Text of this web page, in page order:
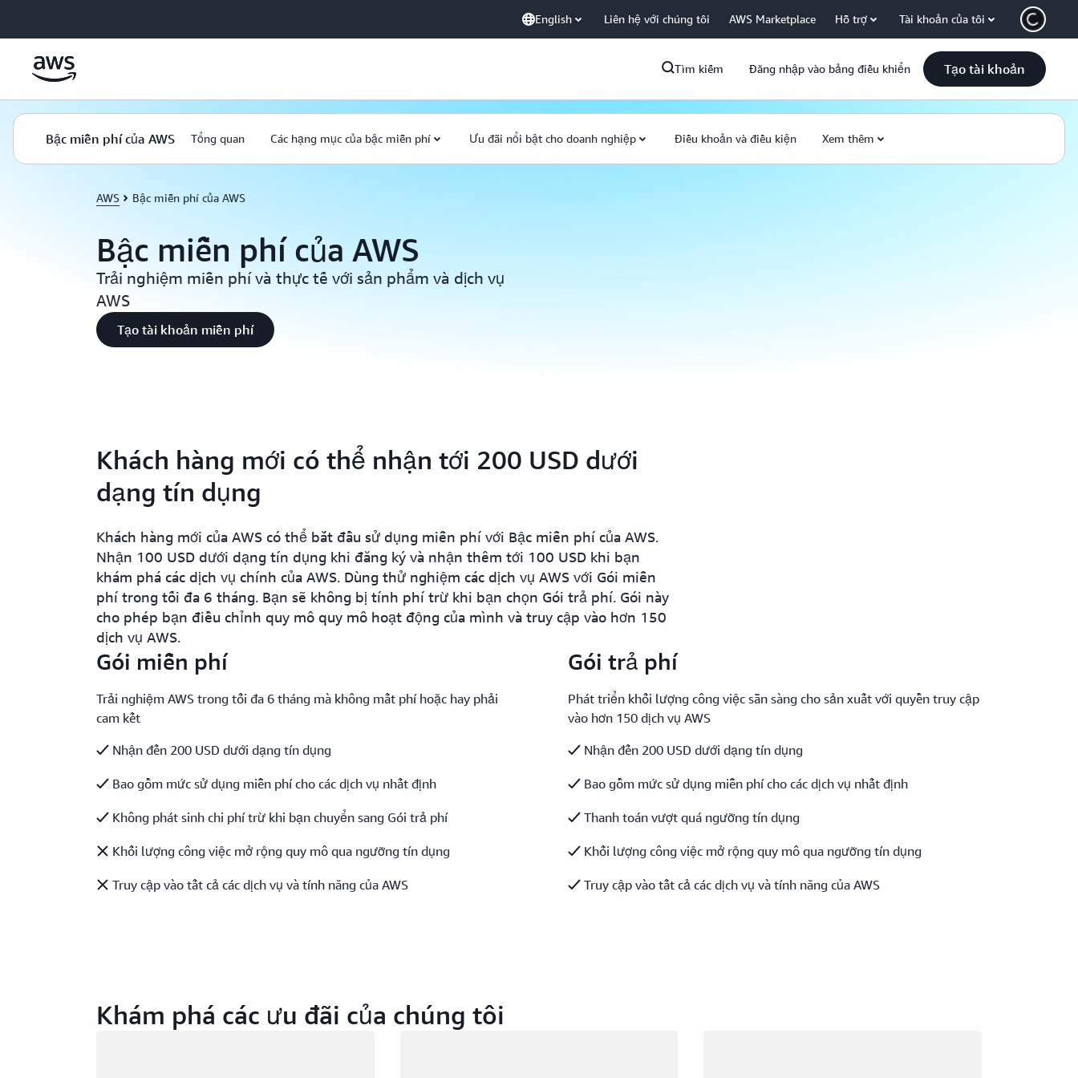
English Liên hệ với chúng tôi AWS Marketplace Hỗ trợ Tài khoản của tôi
Tìm kiếm Đăng nhập vào bảng điều khiển Tạo tài khoản
Bậc miễn phí của AWS Tổng quan Các hạng mục của bậc miễn phí Ưu đãi nổi bật cho doanh nghiệp Điều khoản và điều kiện Xem thêm
AWS Bậc miễn phí của AWS
Bậc miễn phí của AWS
Trải nghiệm miễn phí và thực tế với sản phẩm và dịch vụ
AWS
Tạo tài khoản miễn phí
Khách hàng mới có thể nhận tới 200 USD dưới
dạng tín dụng
Khách hàng mới của AWS có thể bắt đầu sử dụng miễn phí với Bậc miễn phí của AWS.
Nhận 100 USD dưới dạng tín dụng khi đăng ký và nhận thêm tới 100 USD khi bạn
khám phá các dịch vụ chính của AWS. Dùng thử nghiệm các dịch vụ AWS với Gói miễn
phí trong tối đa 6 tháng. Bạn sẽ không bị tính phí trừ khi bạn chọn Gói trả phí. Gói này
cho phép bạn điều chỉnh quy mô quy mô hoạt động của mình và truy cập vào hơn 150
dịch vụ AWS.
Gói miễn phí
Trải nghiệm AWS trong tối đa 6 tháng mà không mất phí hoặc hay phải
cam kết
Nhận đến 200 USD dưới dạng tín dụng
Bao gồm mức sử dụng miễn phí cho các dịch vụ nhất định
Không phát sinh chi phí trừ khi bạn chuyển sang Gói trả phí
Khối lượng công việc mở rộng quy mô qua ngưỡng tín dụng
Truy cập vào tất cả các dịch vụ và tính năng của AWS
Gói trả phí
Phát triển khối lượng công việc sẵn sàng cho sản xuất với quyền truy cập
vào hơn 150 dịch vụ AWS
Nhận đến 200 USD dưới dạng tín dụng
Bao gồm mức sử dụng miễn phí cho các dịch vụ nhất định
Thanh toán vượt quá ngưỡng tín dụng
Khối lượng công việc mở rộng quy mô qua ngưỡng tín dụng
Truy cập vào tất cả các dịch vụ và tính năng của AWS
Khám phá các ưu đãi của chúng tôi